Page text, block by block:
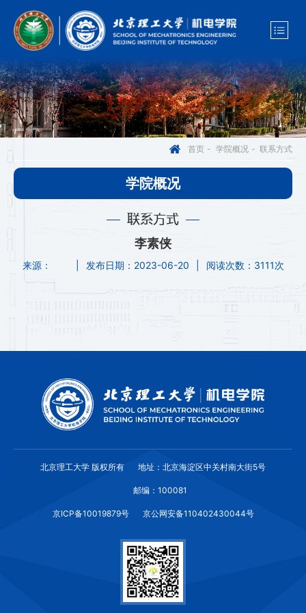
首页 - 学院概况 - 联系方式
学院概况
联系方式
李素侠
来源： 发布日期：2023-06-20 阅读次数： 3111次
北京理工大学 版权所有 地址：北京海淀区中关村南大街5号
邮编：100081
京ICP备10019879号 京公网安备110402430044号